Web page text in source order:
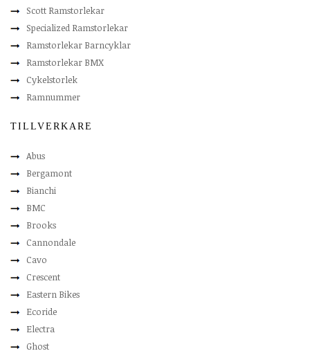
Scott Ramstorlekar
Specialized Ramstorlekar
Ramstorlekar Barncyklar
Ramstorlekar BMX
Cykelstorlek
Ramnummer
TILLVERKARE
Abus
Bergamont
Bianchi
BMC
Brooks
Cannondale
Cavo
Crescent
Eastern Bikes
Ecoride
Electra
Ghost